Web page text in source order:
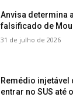
Anvisa determina
falsificado de
31 de julho de 2026
Remédio injetável
entrar no SUS até